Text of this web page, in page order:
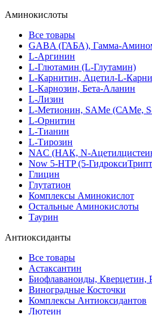
Аминокислоты
Все товары
GABA (ГАБА), Гамма-
L-Аргинин
L-Глютамин (L-Глутамин)
L-Карнитин, Ацетил-L-
L-Карнозин, Бета-Аланин
L-Лизин
L-Метионин, SAMe (САМе,
L-Орнитин
L-Тианин
L-Тирозин
NAC (НАК, N-
Now 5-HTP (5-
Глицин
Глутатион
Комплексы Аминокислот
Остальные Аминокислоты
Таурин
Антиоксиданты
Все товары
Астаксантин
Биофлаваноиды, Кверцетин,
Виноградные Косточки
Комплексы Антиоксидантов
Лютеин